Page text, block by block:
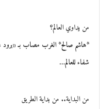
من يداوي العالم؟
*هاشم صالح* الغرب مصاب بـ «برود
شفاء للعالم…
من البداية.. من بداية الطريق